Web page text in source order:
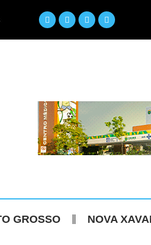
GROSSO NOVA